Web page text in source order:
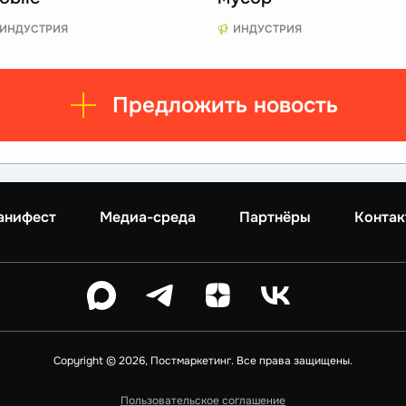
ИНДУСТРИЯ ИНДУСТРИЯ
Предложить новость
Медиа-среда Партнёры
Copyright © 2026, Постмаркетинг. Все права защищены.
Пользовательское соглашение